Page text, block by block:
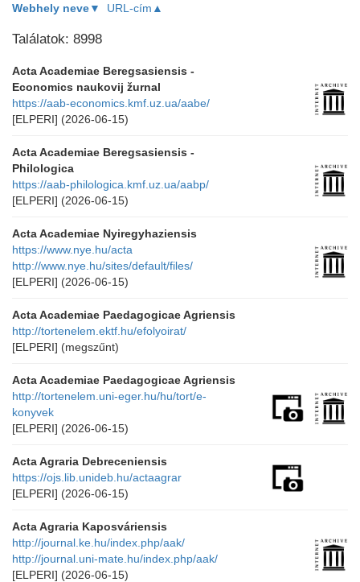
Webhely neve▼ URL-cím▲
Találatok: 8998
Acta Academiae Beregsasiensis -
Economics naukovij žurnal
https://aab-economics.kmf.uz.ua/aabe/
[ELPERI] (2026-06-15)
Acta Academiae Beregsasiensis -
Philologica
https://aab-philologica.kmf.uz.ua/aabp/
[ELPERI] (2026-06-15)
Acta Academiae Nyiregyhaziensis
https://www.nye.hu/acta
http://www.nye.hu/sites/default/files/
[ELPERI] (2026-06-15)
Acta Academiae Paedagogicae Agriensis
http://tortenelem.ektf.hu/efolyoirat/
[ELPERI] (megszűnt)
Acta Academiae Paedagogicae Agriensis
http://tortenelem.uni-eger.hu/hu/tort/e-
konyvek
[ELPERI] (2026-06-15)
Acta Agraria Debreceniensis
https://ojs.lib.unideb.hu/actaagrar
[ELPERI] (2026-06-15)
Acta Agraria Kaposváriensis
http://journal.ke.hu/index.php/aak/
http://journal.uni-mate.hu/index.php/aak/
[ELPERI] (2026-06-15)